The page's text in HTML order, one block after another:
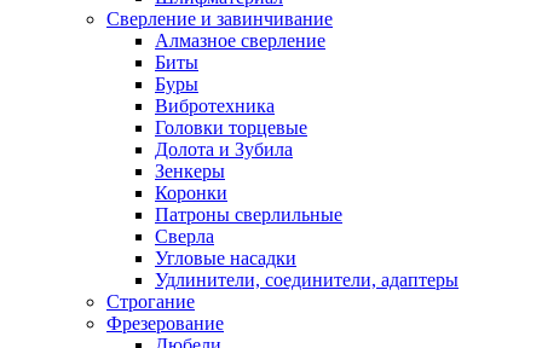
Сверление и завинчивание
Алмазное сверление
Биты
Буры
Вибротехника
Головки торцевые
Долота и Зубила
Зенкеры
Коронки
Патроны сверлильные
Сверла
Угловые насадки
Удлинители, соединители, адаптеры
Строгание
Фрезерование